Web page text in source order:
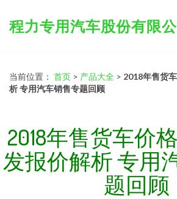
程力专用汽车股份有限
当前位置： 首页 > 产品大全 > 2018年售货
析 专用汽车销售专题回顾
2018年售货车价
发报价解析 专用
题回顾